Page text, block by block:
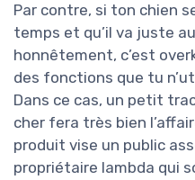
Par contre, si ton chien
temps et qu’il va juste
honnêtement, c’est
des fonctions que tu
Dans ce cas, un petit
cher fera très bien
produit vise un public
propriétaire lambda qui